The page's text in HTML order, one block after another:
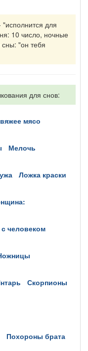
для
10 число, ночные
"он тебя
для снов:
мясо
мелочь
ложка краски
с человеком
ножницы
янтарь скорпионы
похороны брата